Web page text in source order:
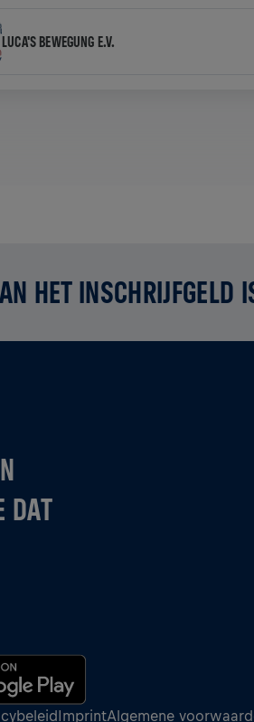
LUCA'S BEWEGUNG E.V.
HET INSCHRIJFGELD
DAT
ImprintAlgemene